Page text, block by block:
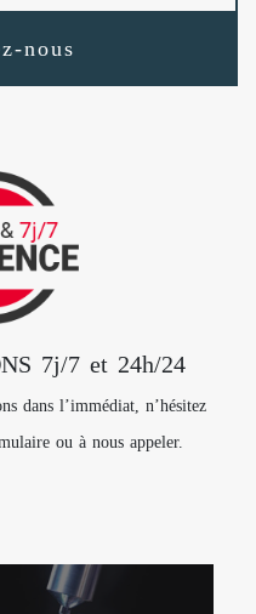
nous
7j/7 et 24h/24
dans l’immédiat, n’hésitez
ou à nous appeler.